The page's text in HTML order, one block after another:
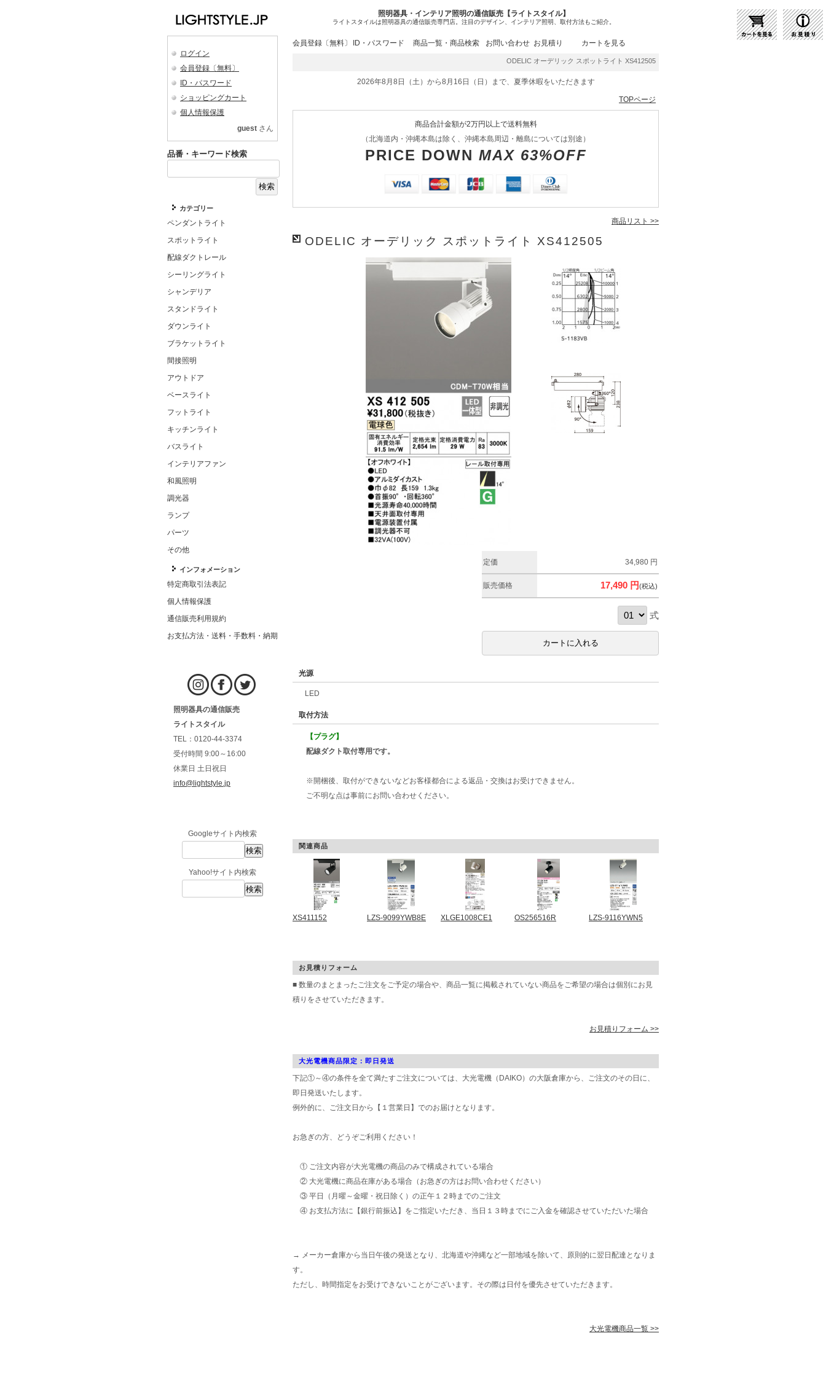
照明器具・インテリア照明の通信販売【ライトスタイル】
ライトスタイルは照明器具の通信販売専門店。注目のデザイン、インテリア照明、取付方法もご紹介。
ログイン
会員登録〔無料〕
ID・パスワード
ショッピングカート
個人情報保護
guest さん
品番・キーワード検索
カテゴリー
ペンダントライト
スポットライト
配線ダクトレール
シーリングライト
シャンデリア
スタンドライト
ダウンライト
ブラケットライト
間接照明
アウトドア
ベースライト
フットライト
キッチンライト
バスライト
インテリアファン
和風照明
調光器
ランプ
パーツ
その他
インフォメーション
特定商取引法表記
個人情報保護
通信販売利用規約
お支払方法・送料・手数料・納期
照明器具の通信販売
ライトスタイル
TEL：0120-44-3374
受付時間 9:00～16:00
休業日 土日祝日
info@lightstyle.jp
Googleサイト内検索
Yahoo!サイト内検索
会員登録〔無料〕 ID・パスワード 商品一覧・商品検索 お問い合わせ お見積り カートを見る
ODELIC オーデリック スポットライト XS412505 | 商品紹介 | 照明器具の通販・インテリア照明の通信販売
2026年8月8日（土）から8月16日（日）まで、夏季休暇をいただきます
TOPページ
商品合計金額が2万円以上で送料無料
（北海道内・沖縄本島は除く、沖縄本島周辺・離島については別途）
PRICE DOWN MAX 63%OFF
商品リスト >>
ODELIC オーデリック スポットライト XS412505
定価 34,980 円
販売価格 17,490 円(税込)
式
光源
LED
取付方法
【プラグ】
配線ダクト取付専用です。
※開梱後、取付ができないなどお客様都合による返品・交換はお受けできません。
ご不明な点は事前にお問い合わせください。
関連商品
XS411152 LZS-9099YWB8E XLGE1008CE1 OS256516R LZS-9116YWN5
お見積りフォーム
■ 数量のまとまったご注文をご予定の場合や、商品一覧に掲載されていない商品をご希望の場合は個別にお見
積りをさせていただきます。
お見積りフォーム >>
大光電機商品限定：即日発送
下記①～④の条件を全て満たすご注文については、大光電機（DAIKO）の大阪倉庫から、ご注文のその日に、
即日発送いたします。
例外的に、ご注文日から【１営業日】でのお届けとなります。
お急ぎの方、どうぞご利用ください！
① ご注文内容が大光電機の商品のみで構成されている場合
② 大光電機に商品在庫がある場合（お急ぎの方はお問い合わせください）
③ 平日（月曜～金曜・祝日除く）の正午１２時までのご注文
④ お支払方法に【銀行前振込】をご指定いただき、当日１３時までにご入金を確認させていただいた場合
→ メーカー倉庫から当日午後の発送となり、北海道や沖縄など一部地域を除いて、原則的に翌日配達となりま
す。
ただし、時間指定をお受けできないことがございます。その際は日付を優先させていただきます。
大光電機商品一覧 >>